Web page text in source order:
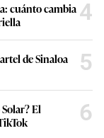
cuánto cambia 4
de Sinaloa
5
El
6